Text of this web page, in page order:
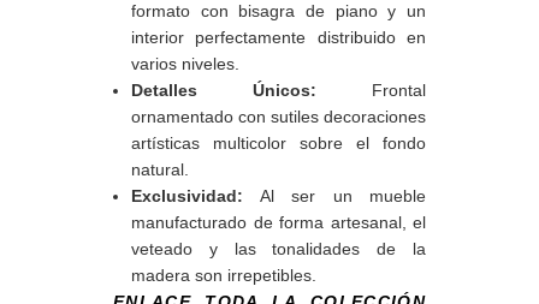
formato con bisagra de piano y un
interior perfectamente distribuido en
varios niveles.
Detalles Únicos: Frontal
ornamentado con sutiles decoraciones
artísticas multicolor sobre el fondo
natural.
Exclusividad: Al ser un mueble
manufacturado de forma artesanal, el
veteado y las tonalidades de la
madera son irrepetibles.